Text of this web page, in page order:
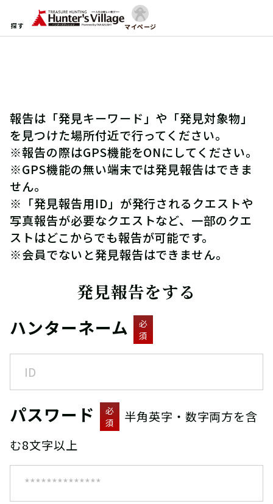
探す マイページ
報告は「発見キーワード」や「発見対象物」
を見つけた場所付近で行ってください。
※報告の際はGPS機能をONにしてください。
※GPS機能の無い端末では発見報告はできま
せん。
※「発見報告用ID」が発行されるクエストや
写真報告が必要なクエストなど、一部のクエ
ストはどこからでも報告が可能です。
※会員でないと発見報告はできません。
発見報告をする
ハンターネーム
必
須
パスワード
必
須
半角英字・数字両方を含
む8文字以上